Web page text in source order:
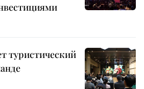
туристический